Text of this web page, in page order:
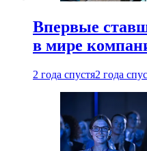
Впервые
в мире
2 года спустя2 года